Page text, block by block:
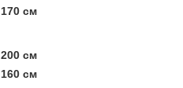
170 см
200 см
160 см